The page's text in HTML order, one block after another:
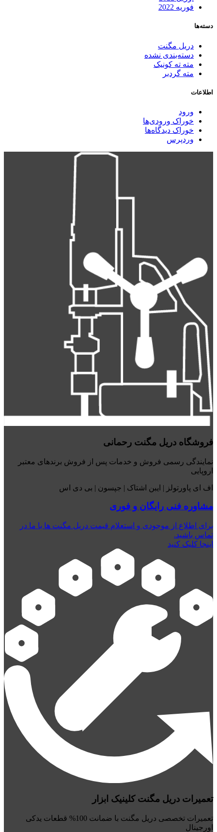
فوریه 2022
دسته‌ها
دریل مگنت
دسته‌بندی نشده
مته ته کونیک
مته گردبر
اطلاعات
ورود
خوراک ورودی‌ها
خوراک دیدگاه‌ها
وردپرس
فروشگاه دریل مگنت رحمانی
نمایندگی رسمی فروش و خدمات پس از فروش برندهای معتبر
اروپایی
اف ای پاورتولز | ایبن اشتاک | جپسون | بی دی اس
مشاوره فنی رایگان و فوری
برای اطلاع از موجودی و استعلام قیمت دریل مگنت ها با ما در
تماس باشید.
اینجا کلیک کنید
تعمیرات دریل مگنت کلینیک ابزار
تعمیرات تخصصی دریل مگنت با ضمانت 100% قطعات یدکی
اورجینال